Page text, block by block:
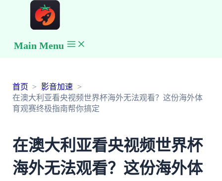
Main Menu
首页
影音加速
在澳大利亚看央视频世界杯海外无法观看？这份海外体
育观赛终极指南帮你搞定
在澳大利亚看央视频世界杯
海外无法观看？这份海外体